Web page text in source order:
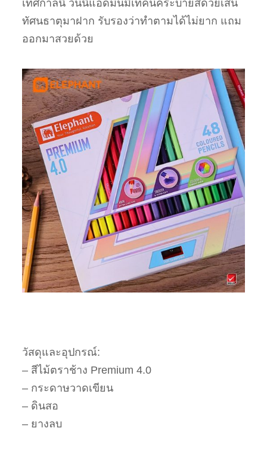
เทศกาลนี้ วันนี้แอดมินมีเทคนิคระบายสีด้วยเส้น
ทัศนธาตุมาฝาก รับรองว่าทำตามได้ไม่ยาก แถม
ออกมาสวยด้วย
วัสดุและอุปกรณ์:
– สีไม้ตราช้าง Premium 4.0
– กระดาษวาดเขียน
– ดินสอ
– ยางลบ